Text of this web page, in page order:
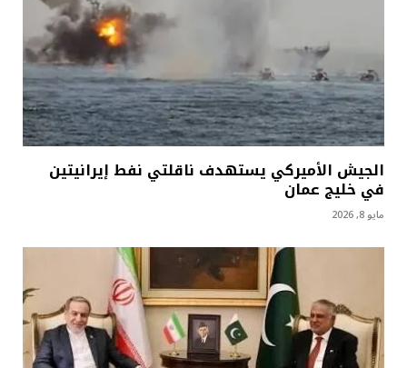
الجيش الأميركي يستهدف ناقلتي نفط إيرانيتين
في خليج عمان
مايو 8, 2026